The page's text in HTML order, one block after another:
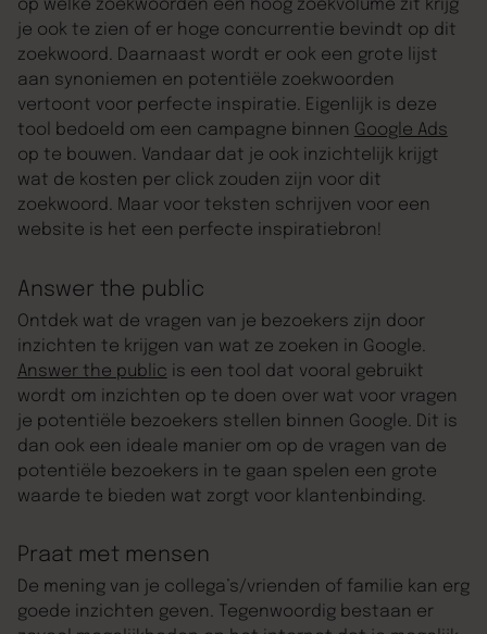
op welke zoekwoorden een hoog zoekvolume zit krijg
je ook te zien of er hoge concurrentie bevindt op dit
zoekwoord. Daarnaast wordt er ook een grote lijst
aan synoniemen en potentiële zoekwoorden
vertoont voor perfecte inspiratie. Eigenlijk is deze
tool bedoeld om een campagne binnen Google Ads
op te bouwen. Vandaar dat je ook inzichtelijk krijgt
wat de kosten per click zouden zijn voor dit
zoekwoord. Maar voor teksten schrijven voor een
website is het een perfecte inspiratiebron!
Answer the public
Ontdek wat de vragen van je bezoekers zijn door
inzichten te krijgen van wat ze zoeken in Google.
Answer the public is een tool dat vooral gebruikt
wordt om inzichten op te doen over wat voor vragen
je potentiële bezoekers stellen binnen Google. Dit is
dan ook een ideale manier om op de vragen van de
potentiële bezoekers in te gaan spelen een grote
waarde te bieden wat zorgt voor klantenbinding.
Praat met mensen
De mening van je collega’s/vrienden of familie kan erg
goede inzichten geven. Tegenwoordig bestaan er